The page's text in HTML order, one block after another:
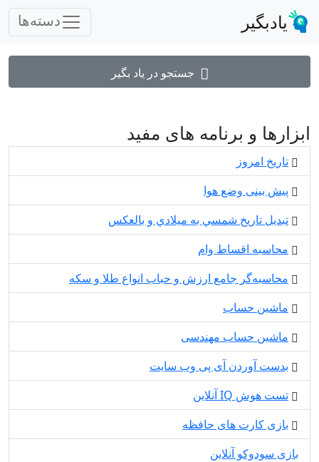
یادبگیر دسته‌ها
جستجو در یاد بگیر
ابزارها و برنامه های مفید
تاریخ امروز
پیش بینی وضع هوا
تبديل تاريخ شمسي به ميلادي و بالعكس
محاسبه اقساط وام
محاسبه‌گر جامع ارزش و حباب انواع طلا و سکه
ماشین حساب
ماشین حساب مهندسی
بدست آوردن آی پی وب سایت
تست هوش IQ آنلاین
بازی کارت های حافظه
بازی سودوکو آنلاین